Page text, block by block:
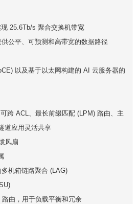
25.6Tb/s 聚合交换机带宽
公平、可预测和高带宽的数据路径
以及基于以太网构建的 AI 云服务器的
跨 ACL、最长前缀匹配 (LPM) 路由、主
道应用灵活共享
风扇
机箱链路聚合 (LAG)
由，用于负载平衡和冗余